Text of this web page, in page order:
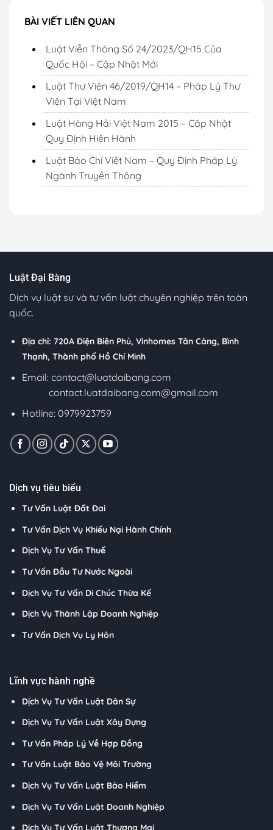
BÀI VIẾT LIÊN QUAN
Luật Viễn Thông Số 24/2023/QH15 Của
Quốc Hội – Cập Nhật Mới
Luật Thư Viện 46/2019/QH14 – Pháp Lý Thư
Viện Tại Việt Nam
Luật Hàng Hải Việt Nam 2015 – Cập Nhật
Quy Định Hiện Hành
Luật Báo Chí Việt Nam – Quy Định Pháp Lý
Ngành Truyền Thông
Luật Đại Bàng
Dịch vụ luật sư và tư vấn luật chuyên nghiệp trên toàn
quốc.
Địa chỉ: 720A Điện Biên Phủ, Vinhomes Tân Cảng, Bình
Thạnh, Thành phố Hồ Chí Minh
Email: contact@luatdaibang.com
contact.luatdaibang.com@gmail.com
Hotline: 0979923759
Dịch vụ tiêu biểu
Tư Vấn Luật Đất Đai
Tư Vấn Dịch Vụ Khiếu Nại Hành Chính
Dịch Vụ Tư Vấn Thuế
Tư Vấn Đầu Tư Nước Ngoài
Dịch Vụ Tư Vấn Di Chúc Thừa Kế
Dịch Vụ Thành Lập Doanh Nghiệp
Tư Vấn Dịch Vụ Ly Hôn
Lĩnh vực hành nghề
Dịch Vụ Tư Vấn Luật Dân Sự
Dịch Vụ Tư Vấn Luật Xây Dựng
Tư Vấn Pháp Lý Về Hợp Đồng
Tư Vấn Luật Bảo Vệ Môi Trường
Dịch Vụ Tư Vấn Luật Bảo Hiểm
Dịch Vụ Tư Vấn Luật Doanh Nghiệp
Dịch Vụ Tư Vấn Luật Thương Mại